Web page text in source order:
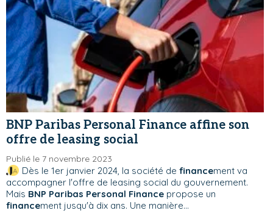
BNP Paribas Personal Finance affine son
offre de leasing social
Publié le 7 novembre 2023
Dès le 1er janvier 2024, la société de financement va
accompagner l'offre de leasing social du gouvernement.
Mais BNP Paribas Personal Finance propose un
financement jusqu'à dix ans. Une manière...